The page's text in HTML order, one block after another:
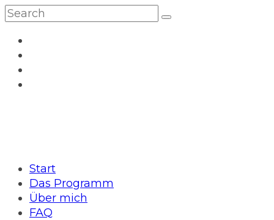
Start
Das Programm
Über mich
FAQ